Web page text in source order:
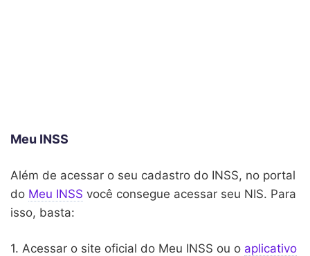
Meu INSS
Além de acessar o seu cadastro do INSS, no portal
do Meu INSS você consegue acessar seu NIS. Para
isso, basta:
1. Acessar o site oficial do Meu INSS ou o aplicativo